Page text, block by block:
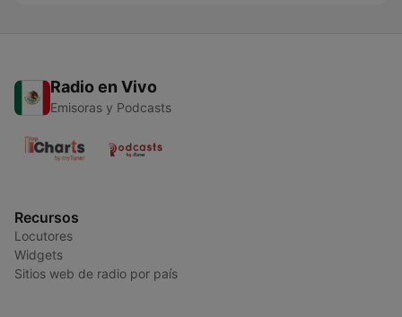
Radio en Vivo
Emisoras y Podcasts
Recursos
Locutores
Widgets
Sitios web de radio por país